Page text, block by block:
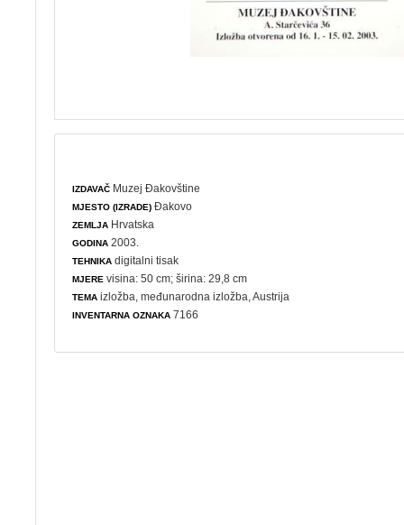
IZDAVAČ Muzej Đakovštine
MJESTO (IZRADE) Đakovo
ZEMLJA Hrvatska
GODINA 2003.
TEHNIKA digitalni tisak
MJERE visina: 50 cm; širina: 29,8 cm
TEMA izložba ,međunarodna izložba , Austrija
INVENTARNA OZNAKA 7166